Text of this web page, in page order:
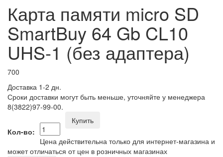
Карта памяти micro SD
SmartBuy 64 Gb CL10
UHS-1 (без адаптера)
700
Доставка 1-2 дн.
Сроки доставки могут быть меньше, уточняйте у менеджера
8(3822)97-99-00.
Кол-во:
Купить
Цена действительна только для интернет-магазина и
может отличаться от цен в розничных магазинах